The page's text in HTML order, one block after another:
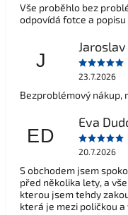
Vše proběhlo bez
odpovídá fotce a
J
Jaroslav
23.7.2026
Bezproblémový nákup,
ED
Eva
20.7.2026
S obchodem jsem
před několika lety, a
kterou jsem tehdy
která je mezi poličkou